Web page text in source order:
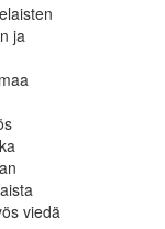
ja
viedä